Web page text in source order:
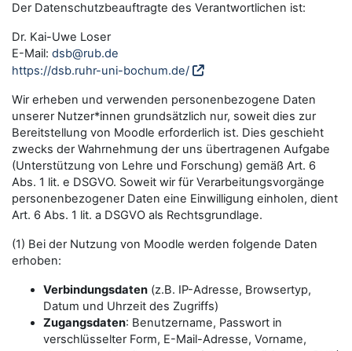
Der Datenschutzbeauftragte des Verantwortlichen ist:
Dr. Kai-Uwe Loser
E-Mail: dsb@rub.de
https://dsb.ruhr-uni-bochum.de/
Wir erheben und verwenden personenbezogene Daten
unserer Nutzer*innen grundsätzlich nur, soweit dies zur
Bereitstellung von Moodle erforderlich ist. Dies geschieht
zwecks der Wahrnehmung der uns übertragenen Aufgabe
(Unterstützung von Lehre und Forschung) gemäß Art. 6
Abs. 1 lit. e DSGVO. Soweit wir für Verarbeitungsvorgänge
personenbezogener Daten eine Einwilligung einholen, dient
Art. 6 Abs. 1 lit. a DSGVO als Rechtsgrundlage.
(1) Bei der Nutzung von Moodle werden folgende Daten
erhoben:
Verbindungsdaten (z.B. IP-Adresse, Browsertyp,
Datum und Uhrzeit des Zugriffs)
Zugangsdaten: Benutzername, Passwort in
verschlüsselter Form, E-Mail-Adresse, Vorname,